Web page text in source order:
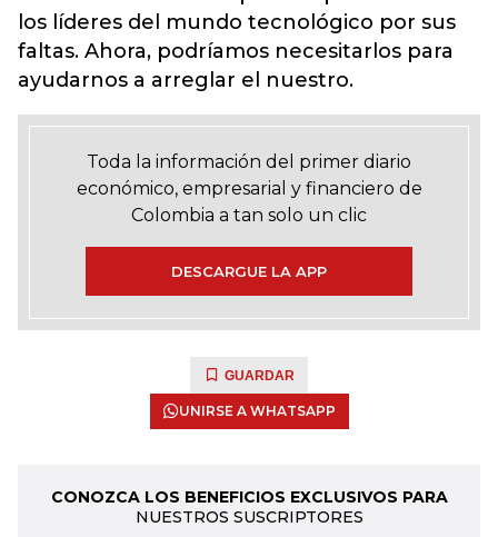
los líderes del mundo tecnológico por sus
faltas. Ahora, podríamos necesitarlos para
ayudarnos a arreglar el nuestro.
Toda la información del primer diario
económico, empresarial y financiero de
Colombia a tan solo un clic
DESCARGUE LA APP
GUARDAR
UNIRSE A WHATSAPP
CONOZCA LOS BENEFICIOS EXCLUSIVOS PARA
NUESTROS SUSCRIPTORES